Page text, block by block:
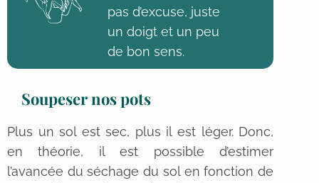
pas d’excuse, juste
un doigt et un peu
de bon sens.
Soupeser nos pots
Plus un sol est sec, plus il est léger. Donc,
en théorie, il est possible d’estimer
l’avancée du séchage du sol en fonction de